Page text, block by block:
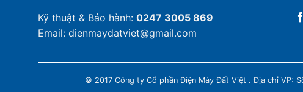
Kỹ thuật & Bảo hành: 0247 3005 869
Email: dienmaydatviet@gmail.com
© 2017 Công ty Cổ phần Điện Máy Đất Việt . Địa chỉ VP: